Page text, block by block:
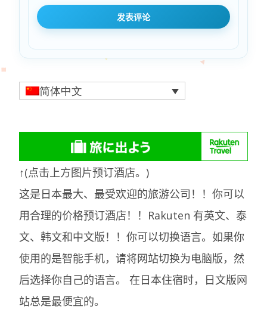
简体中文
↑(点击上方图片预订酒店。)
这是日本最大、最受欢迎的旅游公司！！你可以
用合理的价格预订酒店！！Rakuten 有英文、泰
文、韩文和中文版！！你可以切换语言。如果你
使用的是智能手机，请将网站切换为电脑版，然
后选择你自己的语言。在日本住宿时，日文版网
站总是最便宜的。